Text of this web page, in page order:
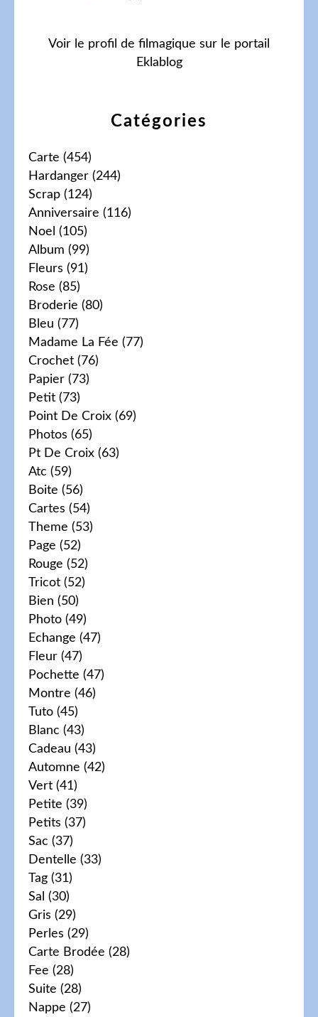
Catégories
Carte (454)
Hardanger (244)
Scrap (124)
Anniversaire (116)
Noel (105)
Album (99)
Fleurs (91)
Rose (85)
Broderie (80)
Bleu (77)
Madame La Fée (77)
Crochet (76)
Papier (73)
Petit (73)
Point De Croix (69)
Photos (65)
Pt De Croix (63)
Atc (59)
Boite (56)
Cartes (54)
Theme (53)
Page (52)
Rouge (52)
Tricot (52)
Bien (50)
Photo (49)
Echange (47)
Fleur (47)
Pochette (47)
Montre (46)
Tuto (45)
Blanc (43)
Cadeau (43)
Automne (42)
Vert (41)
Petite (39)
Petits (37)
Sac (37)
Dentelle (33)
Tag (31)
Sal (30)
Gris (29)
Perles (29)
Carte Brodée (28)
Fee (28)
Suite (28)
Nappe (27)
Voir le profil de filmagique sur le portail
Eklablog